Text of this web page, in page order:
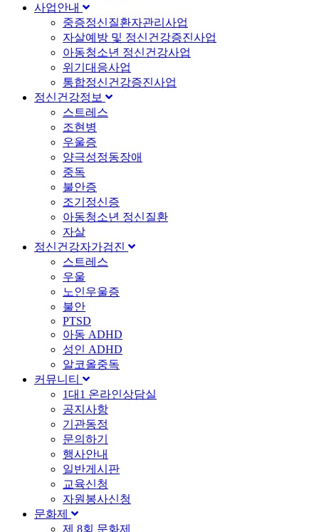
사업안내
중증정신질환자관리사업
자살예방 및 정신건강증진사업
아동청소년 정신건강사업
위기대응사업
통합정신건강증진사업
정신건강정보
스트레스
조현병
우울증
양극성정동장애
중독
불안증
조기정신증
아동청소년 정신질환
자살
정신건강자가검진
스트레스
우울
노인우울증
불안
PTSD
아동 ADHD
성인 ADHD
알코올중독
커뮤니티
1대1 온라인상담실
공지사항
기관동정
문의하기
행사안내
일반게시판
교육신청
자원봉사신청
문화제
제 8회 문화제